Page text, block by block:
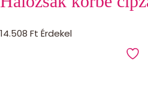
14.508 Ft Érdekel